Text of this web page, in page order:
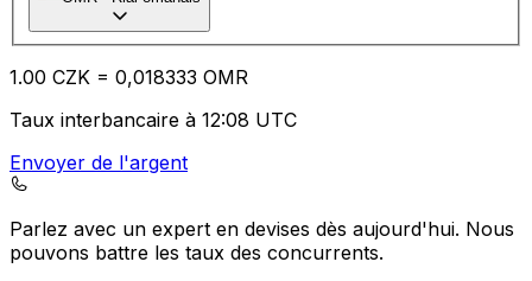
1.00 CZK = 0,018333 OMR
Taux interbancaire à 12:08 UTC
Envoyer de l'argent
Parlez avec un expert en devises dès aujourd'hui. Nous
pouvons battre les taux des concurrents.